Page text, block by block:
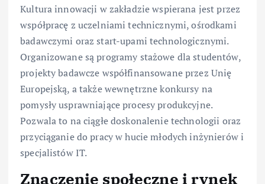
Kultura innowacji w zakładzie wspierana jest przez
współpracę z uczelniami technicznymi, ośrodkami
badawczymi oraz start-upami technologicznymi.
Organizowane są programy stażowe dla studentów,
projekty badawcze współfinansowane przez Unię
Europejską, a także wewnętrzne konkursy na
pomysły usprawniające procesy produkcyjne.
Pozwala to na ciągłe doskonalenie technologii oraz
przyciąganie do pracy w hucie młodych inżynierów i
specjalistów IT.
Znaczenie społeczne i rynek